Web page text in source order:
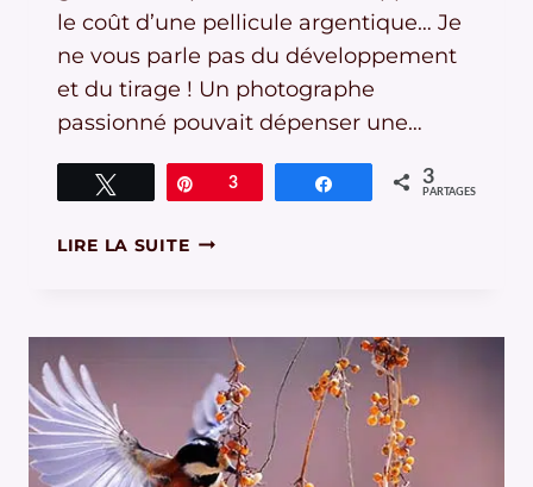
le coût d’une pellicule argentique… Je
ne vous parle pas du développement
et du tirage ! Un photographe
passionné pouvait dépenser une…
Tweetez Épingle
3 Partagez 3
PARTAGES
LIRE LA SUITEUN
EXERCICES
SIMPLES